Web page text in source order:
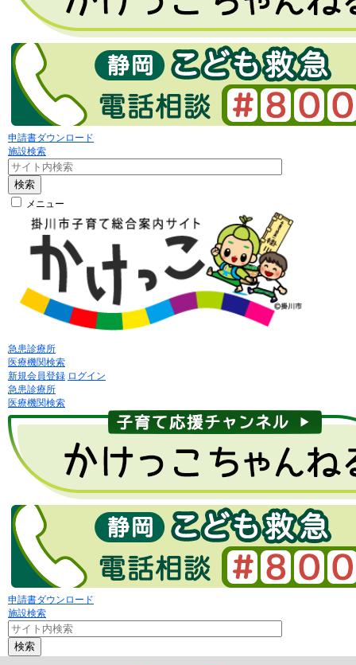
申請書ダウンロード
施設検索
検索
メニュー
急患診療所
医療機関検索
新規会員登録 ログイン
急患診療所
医療機関検索
申請書ダウンロード
施設検索
検索